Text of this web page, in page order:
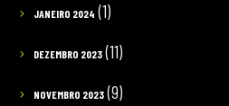
JANEIRO 2024 (1)
DEZEMBRO 2023(11)
NOVEMBRO 2023(9)